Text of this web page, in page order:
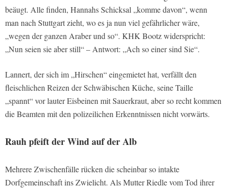
beäugt. Alle finden, Hannahs Schicksal „komme davon“, wenn
man nach Stuttgart zieht, wo es ja nun viel gefährlicher wäre,
„wegen der ganzen Araber und so“. KHK Bootz widerspricht:
„Nun seien sie aber still“ – Antwort: „Ach so einer sind Sie“.
Lannert, der sich im „Hirschen“ eingemietet hat, verfällt den
fleischlichen Reizen der Schwäbischen Küche, seine Taille
„spannt“ vor lauter Eisbeinen mit Sauerkraut, aber so recht kommen
die Beamten mit den polizeilichen Erkenntnissen nicht vorwärts.
Rauh pfeift der Wind auf der Alb
Mehrere Zwischenfälle rücken die scheinbar so intakte
Dorfgemeinschaft ins Zwielicht. Als Mutter Riedle vom Tod ihrer